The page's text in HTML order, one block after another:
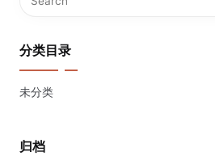
分类目录
未分类
归档